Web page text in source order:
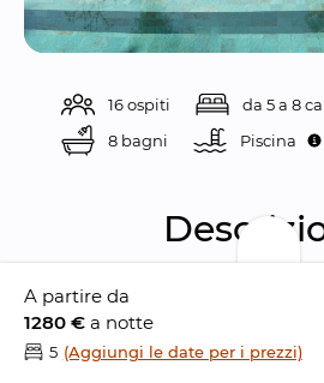
16 ospiti
da 5 a 8
8 bagni
Piscina
Nag Shampa Estate è un
tropicale di proprietà e
Isabella Branson, situato
A partire da
1280 € a notte
5 (Aggiungi le date per i prezzi)